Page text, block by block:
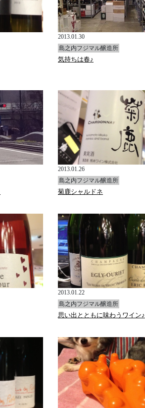
2013.01.30
島之内フジマル醸造所
気持ちは春♪
2013.01.26
島之内フジマル醸造所
菊鹿シャルドネ
2013.01.22
島之内フジマル醸造所
思い出とともに味わうワイン♪